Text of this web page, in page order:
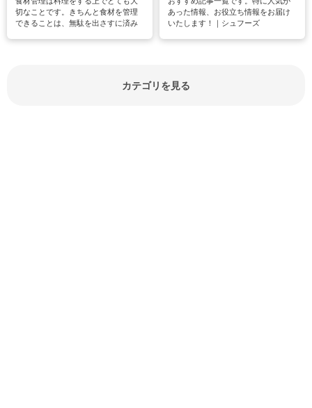
切なことです。きちんと食材を管理
できることは、無駄を出さすに済み
あった情報、お役立ち情報をお届け
いたします！｜シュフーズ
カテゴリを見る